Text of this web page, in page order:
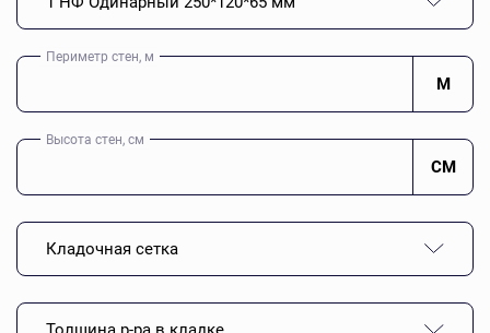
Периметр стен, м
М
Высота стен, см
СМ
Кладочная сетка